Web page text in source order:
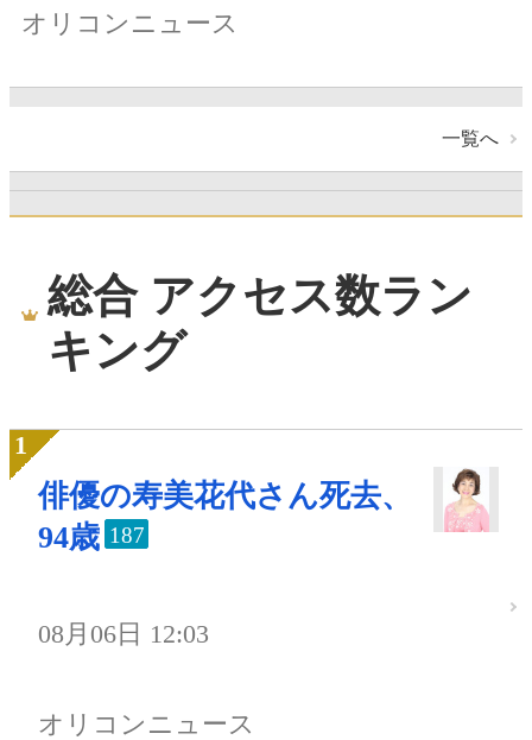
オリコンニュース
一覧へ
総合 アクセス数ラン
キング
俳優の寿美花代さん死去、
94歳 187
08月06日 12:03
オリコンニュース